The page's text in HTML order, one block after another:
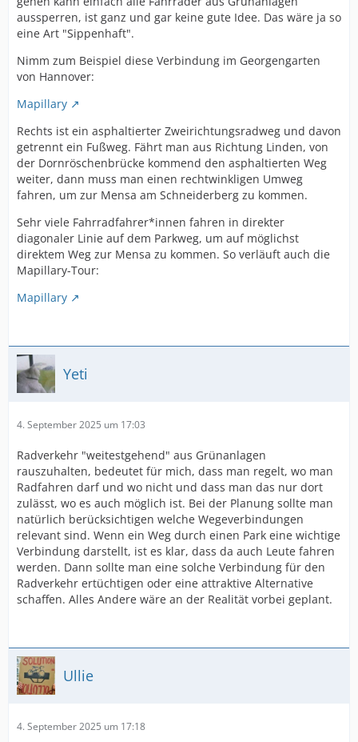
aussperren, ist ganz und gar keine gute Idee. Das wäre ja so
eine Art "Sippenhaft".
Nimm zum Beispiel diese Verbindung im Georgengarten
von Hannover:
Mapillary
Rechts ist ein asphaltierter Zweirichtungsradweg und davon
getrennt ein Fußweg. Fährt man aus Richtung Linden, von
der Dornröschenbrücke kommend den asphaltierten Weg
weiter, dann muss man einen rechtwinkligen Umweg
fahren, um zur Mensa am Schneiderberg zu kommen.
Sehr viele Fahrradfahrer*innen fahren in direkter
diagonaler Linie auf dem Parkweg, um auf möglichst
direktem Weg zur Mensa zu kommen. So verläuft auch die
Mapillary-Tour:
Mapillary
Yeti
4. September 2025 um 17:03
Radverkehr "weitestgehend" aus Grünanlagen
rauszuhalten, bedeutet für mich, dass man regelt, wo man
Radfahren darf und wo nicht und dass man das nur dort
zulässt, wo es auch möglich ist. Bei der Planung sollte man
natürlich berücksichtigen welche Wegeverbindungen
relevant sind. Wenn ein Weg durch einen Park eine wichtige
Verbindung darstellt, ist es klar, dass da auch Leute fahren
werden. Dann sollte man eine solche Verbindung für den
Radverkehr ertüchtigen oder eine attraktive Alternative
schaffen. Alles Andere wäre an der Realität vorbei geplant.
Ullie
4. September 2025 um 17:18